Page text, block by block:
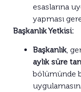
esaslarına
yapması
Başkanlık Yetkisi:
Başkanlık,
aylık süre
bölümünde